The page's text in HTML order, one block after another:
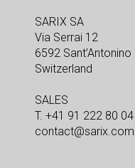
SARIX SA
Via Serrai 12
6592 Sant’Antonino
Switzerland
SALES
T. +41 91 222 80 04
contact@sarix.com